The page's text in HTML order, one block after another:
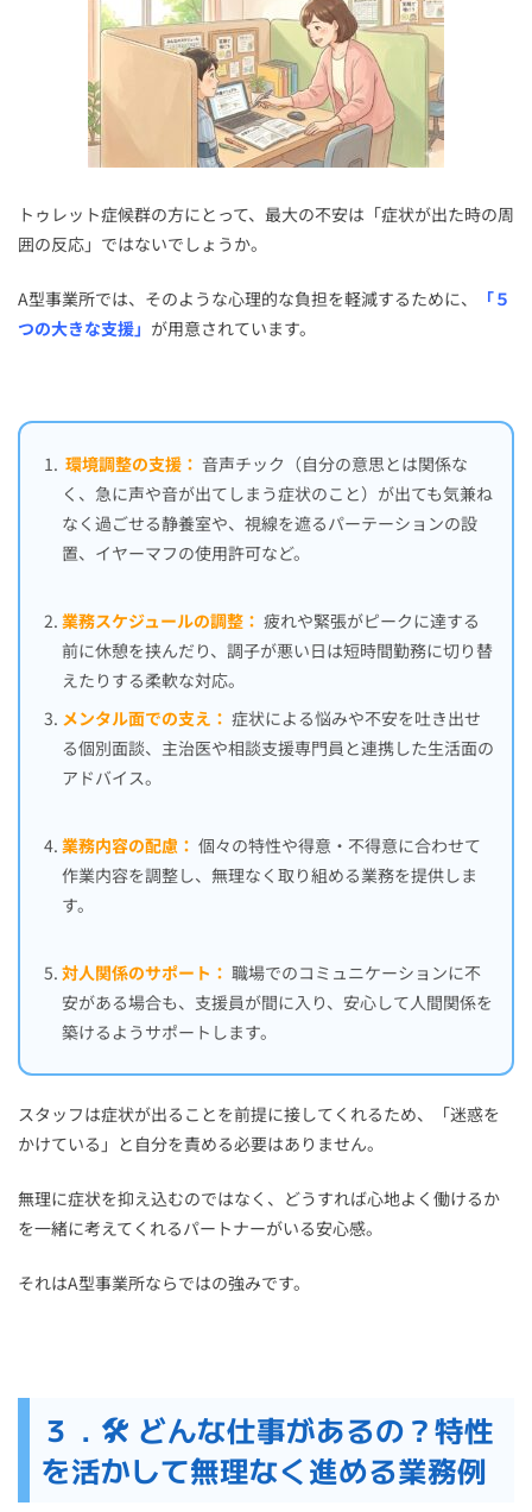
トゥレット症候群の方にとって、最大の不安は「症状が出た時の周
囲の反応」ではないでしょうか。
A型事業所では、そのような心理的な負担を軽減するために、
「５
つの大きな支援」 が用意されています。
環境調整の支援： 音声チック（自分の意思とは関係な
く、急に声や音が出てしまう症状のこと）が出ても気兼ね
なく過ごせる静養室や、視線を遮るパーテーションの設
置、イヤーマフの使用許可など。
業務スケジュールの調整： 疲れや緊張がピークに達する
前に休憩を挟んだり、調子が悪い日は短時間勤務に切り替
えたりする柔軟な対応。
メンタル面での支え： 症状による悩みや不安を吐き出せ
る個別面談、主治医や相談支援専門員と連携した生活面の
アドバイス。
業務内容の配慮： 個々の特性や得意・不得意に合わせて
作業内容を調整し、無理なく取り組める業務を提供しま
す。
対人関係のサポート： 職場でのコミュニケーションに不
安がある場合も、支援員が間に入り、安心して人間関係を
築けるようサポートします。
スタッフは症状が出ることを前提に接してくれるため、「迷惑を
かけている」と自分を責める必要はありません。
無理に症状を抑え込むのではなく、どうすれば心地よく働けるか
を一緒に考えてくれるパートナーがいる安心感。
それはA型事業所ならではの強みです。
３．🛠 どんな仕事があるの？特性
を活かして無理なく進める業務例